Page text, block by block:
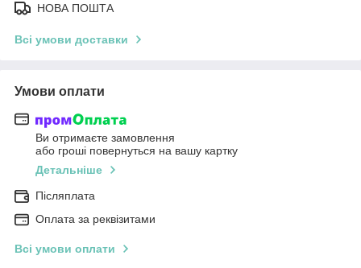
НОВА ПОШТА
Всі умови доставки
Умови оплати
Ви отримаєте замовлення
або гроші повернуться на вашу картку
Детальніше
Післяплата
Оплата за реквізитами
Всі умови оплати